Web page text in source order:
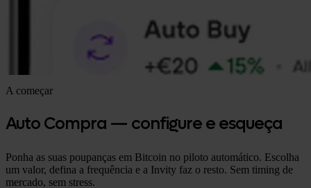
A começar
Auto Compra — configure e esqueça
Ponha as suas poupanças em Bitcoin no piloto automático. Escolha
um valor, defina a frequência e a Invity faz o resto. Sem timing de
mercado, sem stress.